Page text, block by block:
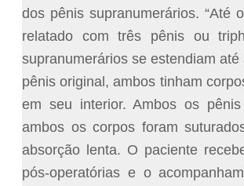
dos pênis supranumerários. “Até
relatado com três pênis ou
supranumerários se estendiam
pênis original, ambos tinham
em seu interior. Ambos os
ambos os corpos foram
absorção lenta. O paciente
pós-operatórias e o